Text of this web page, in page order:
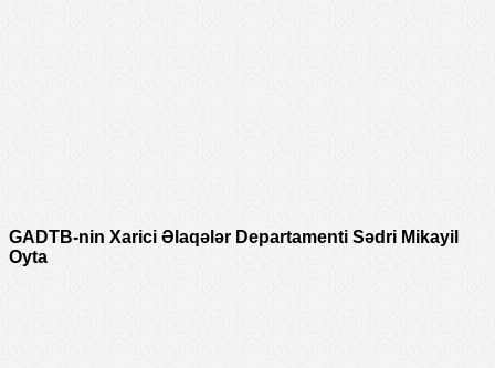
GADTB-nin Xarici Əlaqələr Departamenti Sədri Mikayil
Oyta